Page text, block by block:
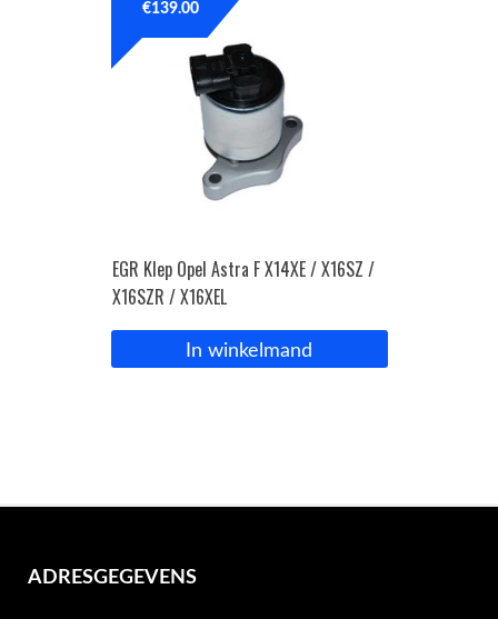
EGR Klep Opel Astra F X14XE / X16SZ /
X16SZR / X16XEL
€139.00
In winkelmand
ADRESGEGEVENS